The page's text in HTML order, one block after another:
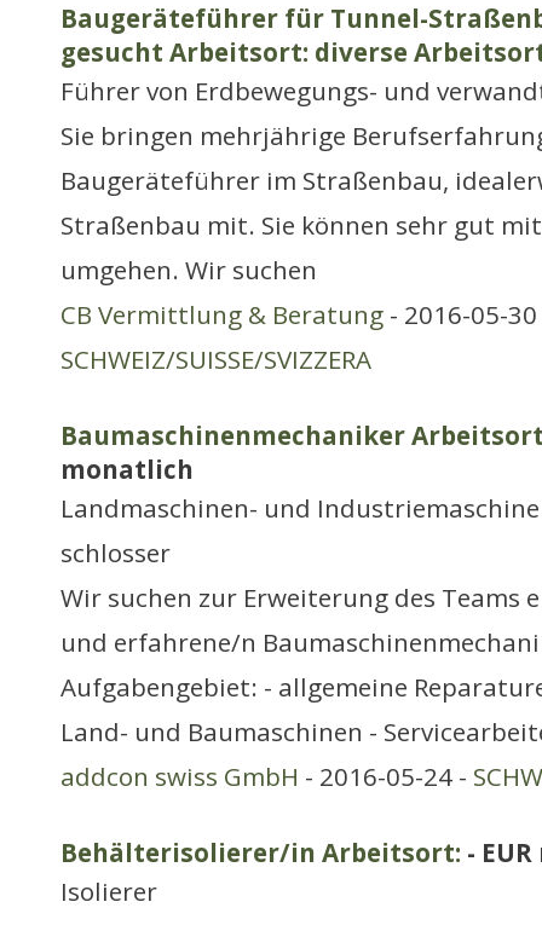
Baugeräteführer für Tunnel-
gesucht Arbeitsort: diverse
Führer von Erdbewegungs- und
Sie bringen mehrjährige
Baugeräteführer im Straßenbau,
Straßenbau mit. Sie können sehr gut
umgehen. Wir suchen
CB Vermittlung & Beratung - 2016-05-
SCHWEIZ/SUISSE/SVIZZERA
Baumaschinenmechaniker
monatlich
Landmaschinen- und
schlosser
Wir suchen zur Erweiterung des Teams
und erfahrene/n
Aufgabengebiet: - allgemeine
Land- und Baumaschinen -
addcon swiss GmbH - 2016-05-24 -
Behälterisolierer/in Arbeitsort: -
Isolierer